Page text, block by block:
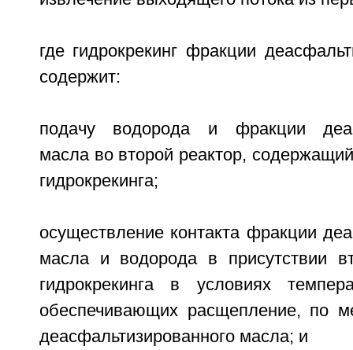
где гидрокрекинг фракции
содержит:
подачу водорода и фракции
масла во второй реактор,
гидрокрекинга;
осуществление контакта фракции
масла и водорода в присутствии
гидрокрекинга в условиях
обеспечивающих расщепление, по
деасфальтизированного масла; и